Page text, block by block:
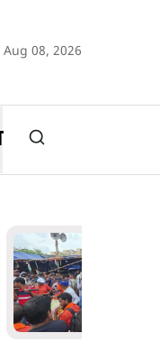
08, 2026